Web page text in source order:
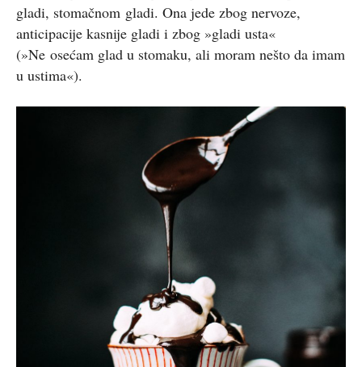
gladi, stomačnom gladi. Ona jede zbog nervoze,
anticipacije kasnije gladi i zbog »gladi usta«
(»Ne osećam glad u stomaku, ali moram nešto da imam
u ustima«).